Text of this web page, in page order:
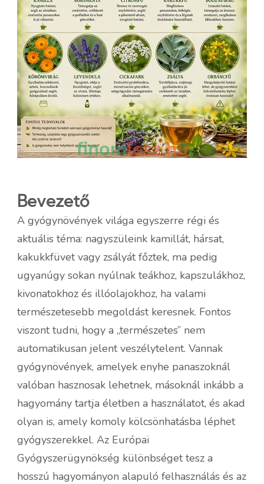
Bevezető
A gyógynövények világa egyszerre régi és
aktuális téma: nagyszüleink kamillát, hársat,
kakukkfüvet vagy zsályát főztek, ma pedig
ugyanúgy sokan nyúlnak teákhoz, kapszulákhoz,
kivonatokhoz és illóolajokhoz, ha valami
természetesebb megoldást keresnek. Fontos
viszont tudni, hogy a „természetes” nem
automatikusan jelent veszélytelent. Vannak
gyógynövények, amelyek enyhe panaszoknál
valóban hasznosak lehetnek, másoknál inkább a
hagyomány tartja életben a használatot, és akad
olyan is, amely komoly kölcsönhatásba léphet
gyógyszerekkel. Az Európai
Gyógyszerügynökség különbséget tesz a
hosszú hagyományon alapuló felhasználás és az